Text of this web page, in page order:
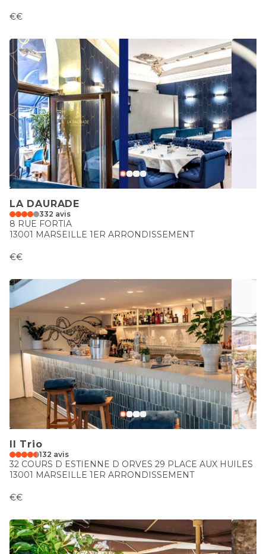
€€
LA DAURADE
332 avis
8 RUE FORTIA
13001 MARSEILLE 1ER ARRONDISSEMENT
€€
Il Trio
132 avis
32 COURS D ESTIENNE D ORVES 29 PLACE AUX HUILES
13001 MARSEILLE 1ER ARRONDISSEMENT
€€